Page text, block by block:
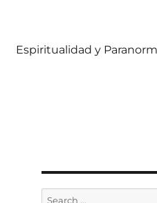
Espiritualidad y
Search